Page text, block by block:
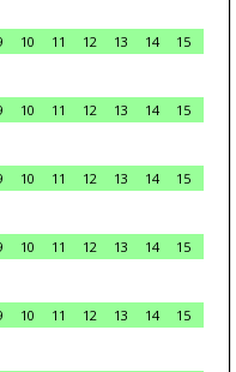
10 11 12 13 14
15
10 11 12 13 14
15
10 11 12 13 14
15
10 11 12 13 14
15
10 11 12 13 14
15